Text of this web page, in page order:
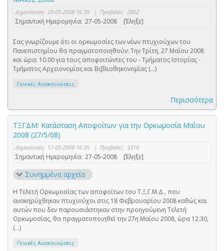
Δημοσίευση: 20-05-2008 16:39 | Προβολές: 2862
Σημαντική Ημερομηνία: 27-05-2008 [Έληξε]
Σας γνωρίζουμε ότι οι ορκωμοσίες των νέων πτυχιούχων του
Πανεπιστημίου θα πραγματοποιηθούν: Την Τρίτη, 27 Μαΐου 2008
και ώρα: 10.00 για τους αποφοιτώντες του - Τμήματος Ιστορίας -
Τμήματος Αρχειονομίας και Βιβλιοθηκονομίας (...)
Γενικές Ανακοινώσεις
Περισσότερα
ΤΞΓΔΜ: Κατάσταση Αποφοίτων για την Ορκωμοσία Μαΐου
2008 (27/5/08)
Δημοσίευση: 17-05-2008 16:35 | Προβολές: 3310
Σημαντική Ημερομηνία: 27-05-2008 [Έληξε]
Συνημμένα αρχεία
Η Τελετή Ορκωμοσίας των αποφοίτων του Τ.Ξ.Γ.Μ.Δ., που
ανακηρύχθηκαν πτυχιούχοι στις 18 Φεβρουαρίου 2008 καθώς και
αυτών που δεν παρουσιάστηκαν στην προηγούμενη Τελετή
Ορκωμοσίας, θα πραγματοποιηθεί την 27η Μαΐου 2008, ώρα 12.30,
(...)
Γενικές Ανακοινώσεις